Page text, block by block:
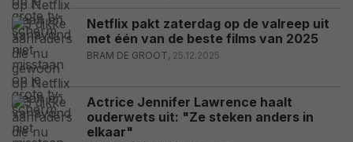
Netflix pakt zaterdag op de valreep uit
met één van de beste films van 2025
BRAM DE GROOT, 25.12.2025
Actrice Jennifer Lawrence haalt
ouderwets uit: "Ze steken anders in
elkaar"